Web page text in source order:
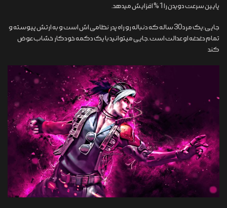
پایین سرعت دویدن را 1% افزایش میدهد.
جایی:یک مرد 30 ساله که دنباله رو راه پدر نظامی اش است و به ارتش پیوسته و
تمام دغدغه او عدالت است.جایی میتوانید با یک دکمه خودکار خشاب عوض
کند